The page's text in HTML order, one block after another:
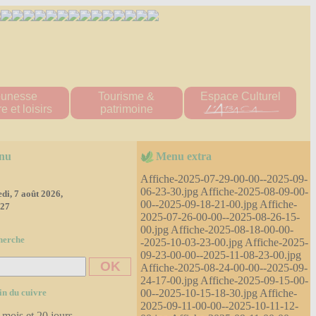
et loisirs
Scolaire
d'accueil
2024-2025
Tourisme &
patrimoine
patrimoine bâti
Hébergement
Espace Culturel
7 août 2026,
du cuivre
Menu extra
Affiche-2025-07-29-00-00--2025-09-
06-23-30.jpg Affiche-2025-08-09-00-
00--2025-09-18-21-00.jpg Affiche-
2025-07-26-00-00--2025-08-26-15-
00.jpg Affiche-2025-08-18-00-00-
-2025-10-03-23-00.jpg Affiche-2025-
09-23-00-00--2025-11-08-23-00.jpg
Affiche-2025-08-24-00-00--2025-09-
24-17-00.jpg Affiche-2025-09-15-00-
00--2025-10-15-18-30.jpg Affiche-
2025-09-11-00-00--2025-10-11-12-